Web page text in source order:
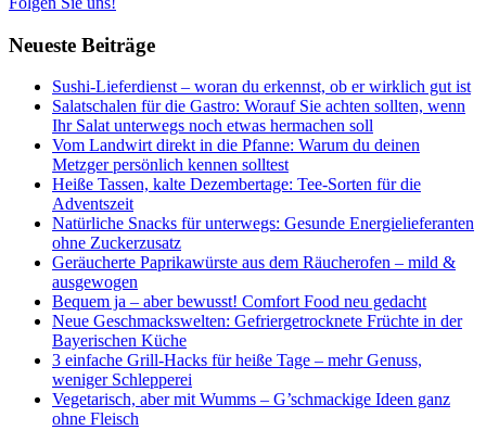
Neueste Beiträge
Sushi-Lieferdienst – woran du erkennst, ob er wirklich gut ist
Salatschalen für die Gastro: Worauf Sie achten sollten, wenn
Ihr Salat unterwegs noch etwas hermachen soll
Vom Landwirt direkt in die Pfanne: Warum du deinen
Metzger persönlich kennen solltest
Heiße Tassen, kalte Dezembertage: Tee-Sorten für die
Adventszeit
Natürliche Snacks für unterwegs: Gesunde Energielieferanten
ohne Zuckerzusatz
Geräucherte Paprikawürste aus dem Räucherofen – mild &
ausgewogen
Bequem ja – aber bewusst! Comfort Food neu gedacht
Neue Geschmackswelten: Gefriergetrocknete Früchte in der
Bayerischen Küche
3 einfache Grill-Hacks für heiße Tage – mehr Genuss,
weniger Schlepperei
Vegetarisch, aber mit Wumms – G’schmackige Ideen ganz
ohne Fleisch